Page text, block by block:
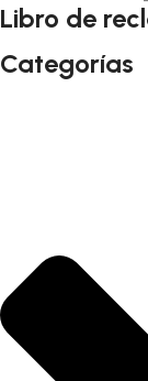
Libro de
Categorías